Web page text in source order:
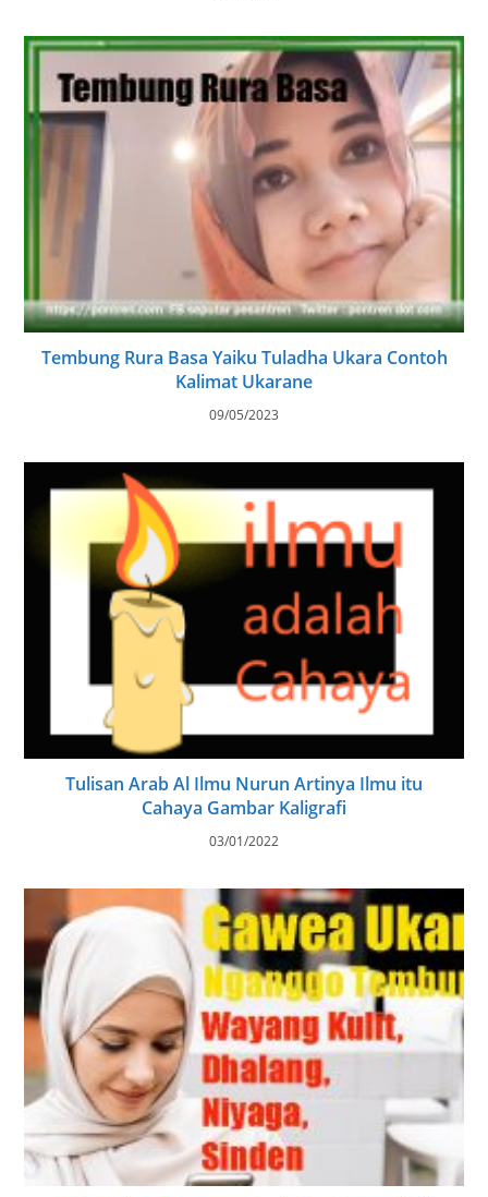
Tembung Rura Basa Yaiku Tuladha Ukara Contoh
Kalimat Ukarane
09/05/2023
Tulisan Arab Al Ilmu Nurun Artinya Ilmu itu
Cahaya Gambar Kaligrafi
03/01/2022